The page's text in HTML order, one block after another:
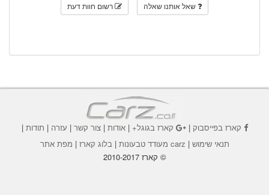
שאל אותנו שאלה רשום חוות דעת
קארז בפייסבוק| קארז בגוגל+|אודות |צור קשר | עזרה | תודות |
תנאי שימוש | carz מעודד טבעונות |בלוג קארז | מפת אתר
© קארז 2010-2017